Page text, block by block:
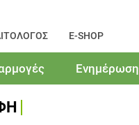
E-SHOP
Ενημέρωση